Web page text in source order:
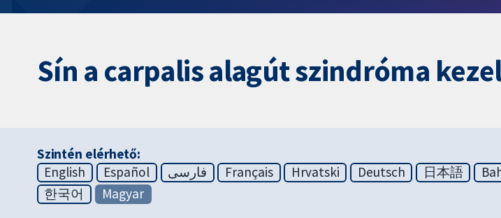
Sín a carpalis alagút szindróma
Szintén elérhető:
English
Español فارسی Français Hrvatski Deutsch 日本語
한국어
Magyar